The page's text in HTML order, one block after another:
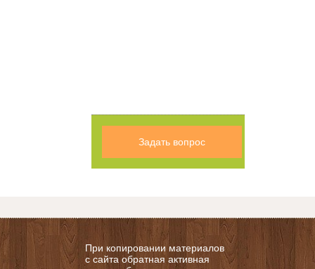
Задать вопрос
При копировании материалов
с сайта обратная активная